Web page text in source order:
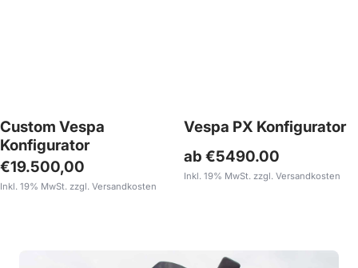
Custom Vespa
Konfigurator
Angebotspreis
€19.500,00
Inkl. 19% MwSt. zzgl. Versandkosten
Vespa PX Konfigurator
ab €5490.00
Inkl. 19% MwSt. zzgl. Versandkosten